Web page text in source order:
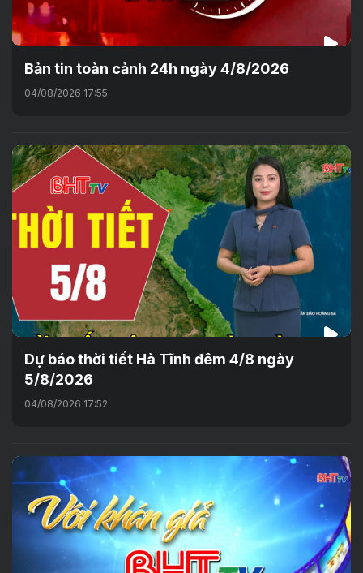
Bản tin toàn cảnh 24h ngày 4/8/2026
04/08/2026 17:55
Dự báo thời tiết Hà Tĩnh đêm 4/8 ngày
5/8/2026
04/08/2026 17:52